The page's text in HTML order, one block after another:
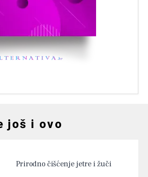
još i ovo
Prirodno čišćenje jetre i žuči